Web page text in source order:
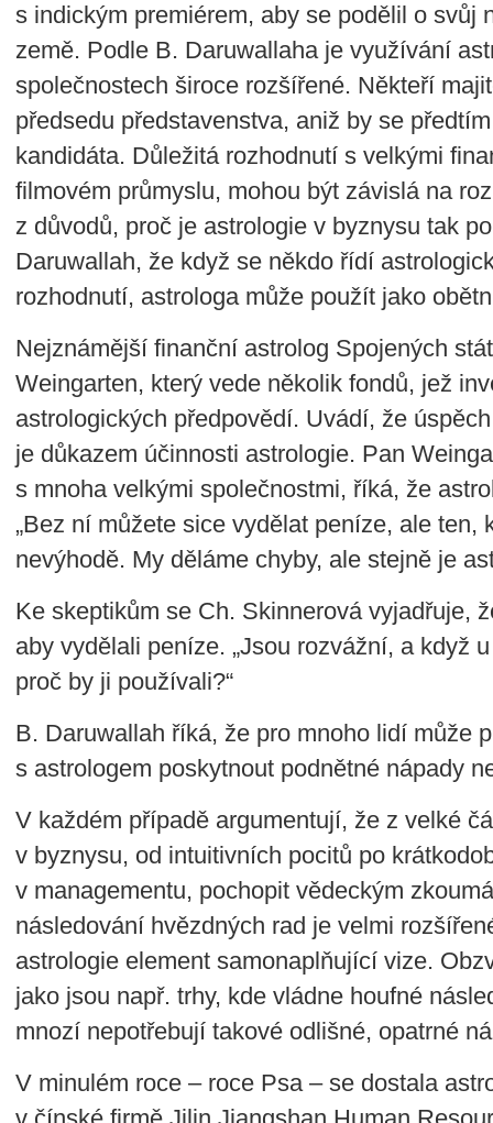
s indickým premiérem, aby se podělil o svůj
země. Podle B. Daruwallaha je využívání
společnostech široce rozšířené. Někteří
předsedu představenstva, aniž by se
kandidáta. Důležitá rozhodnutí s velkými
filmovém průmyslu, mohou být závislá na
z důvodů, proč je astrologie v byznysu tak
Daruwallah, že když se někdo řídí
rozhodnutí, astrologa může použít jako
Nejznámější finanční astrolog Spojených
Weingarten, který vede několik fondů, jež
astrologických předpovědí. Uvádí, že
je důkazem účinnosti astrologie. Pan
s mnoha velkými společnostmi, říká, že
„Bez ní můžete sice vydělat peníze, ale ten,
nevýhodě. My děláme chyby, ale stejně je
Ke skeptikům se Ch. Skinnerová vyjadřuje,
aby vydělali peníze. „Jsou rozvážní, a když
proč by ji používali?“
B. Daruwallah říká, že pro mnoho lidí může
s astrologem poskytnout podnětné nápady
V každém případě argumentují, že z velké
v byznysu, od intuitivních pocitů po
v managementu, pochopit vědeckým
následování hvězdných rad je velmi
astrologie element samonaplňující vize.
jako jsou např. trhy, kde vládne houfné
mnozí nepotřebují takové odlišné, opatrné
V minulém roce – roce Psa – se dostala